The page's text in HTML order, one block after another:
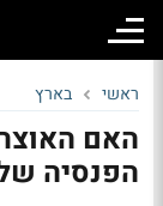
ראשי בארץ
האם
הפנסיה